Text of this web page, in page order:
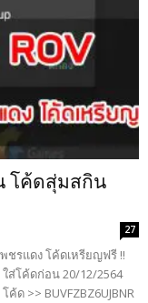
โค้ดสุ่มสกิน
27
ชรแดง โค้ดเหรียญฟรี !!
ส่โค้ดก่อน 20/12/2564
ด >> BUVFZBZ6UJBNR